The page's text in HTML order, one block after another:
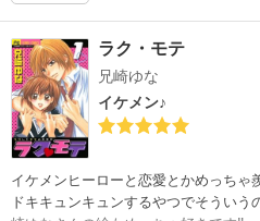
ラク・モテ
兄崎ゆな
イケメン♪
イケメンヒーローと恋愛とかめっちゃ
ドキキュンキュンするやつでそういう